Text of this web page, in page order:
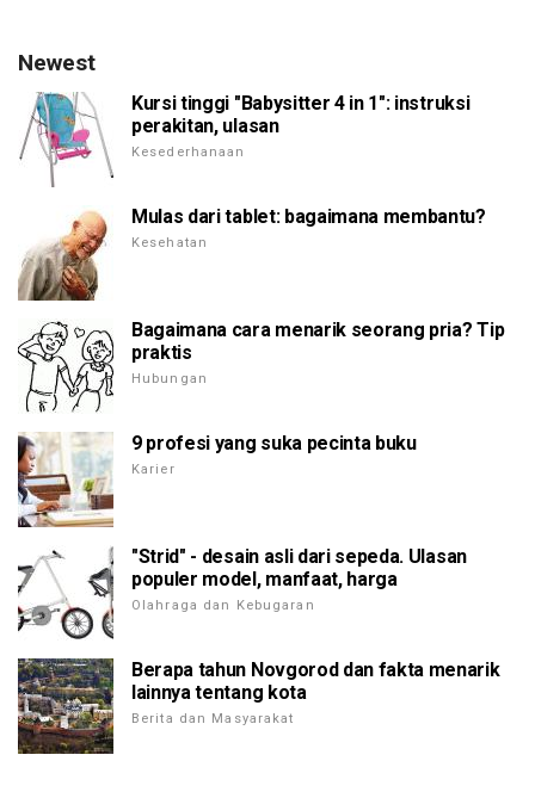
Newest
Kursi tinggi "Babysitter 4 in 1": instruksi
perakitan, ulasan
Kesederhanaan
Mulas dari tablet: bagaimana membantu?
Kesehatan
Bagaimana cara menarik seorang pria? Tip
praktis
Hubungan
9 profesi yang suka pecinta buku
Karier
"Strid" - desain asli dari sepeda. Ulasan
populer model, manfaat, harga
Olahraga dan Kebugaran
Berapa tahun Novgorod dan fakta menarik
lainnya tentang kota
Berita dan Masyarakat